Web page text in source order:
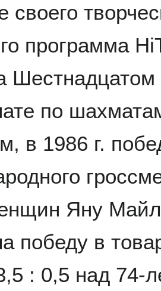
своего
программа
по
в 1986 г.
Яну
победу в
: 0,5 над 74-